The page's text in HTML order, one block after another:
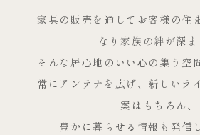
家具の販売を通してお客様の住
なり家族の絆が深ま
そんな居心地のいい心の集う空
常にアンテナを広げ、新しいラ
案はもちろん、
豊かに暮らせる情報も発信